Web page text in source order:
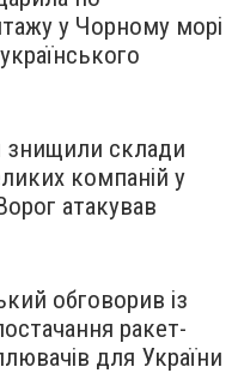
у Чорному морі
знищили склади
компаній у
атакував
обговорив із
ракет-
для України